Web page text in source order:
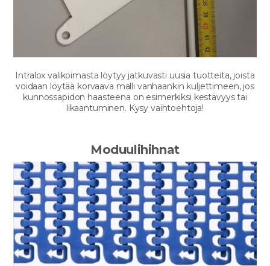
Intralox valikoimasta löytyy jatkuvasti uusia tuotteita, joista
voidaan löytää korvaava malli vanhaankin kuljettimeen, jos
kunnossapidon haasteena on esimerkiksi kestävyys tai
likaantuminen. Kysy vaihtoehtoja!
Moduulihihnat